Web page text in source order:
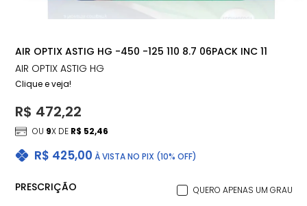
AIR OPTIX ASTIG HG -450 -125 110 8.7 06PACK INC 11
AIR OPTIX ASTIG HG
Clique e veja!
R$ 425,00 À VISTA NO PIX (10% OFF)
R$ 472,22
OU 9X DE R$ 52,46
PRESCRIÇÃO QUERO APENAS UM GRAU